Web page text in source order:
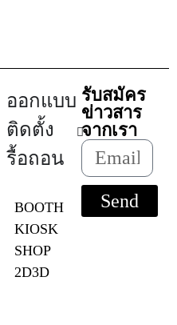
ออกแบบ
ติดตั้ง
รื้อถอน
BOOTH
KIOSK
SHOP
2D3D
รับสมัคร
ข่าวสาร
จากเรา
Send